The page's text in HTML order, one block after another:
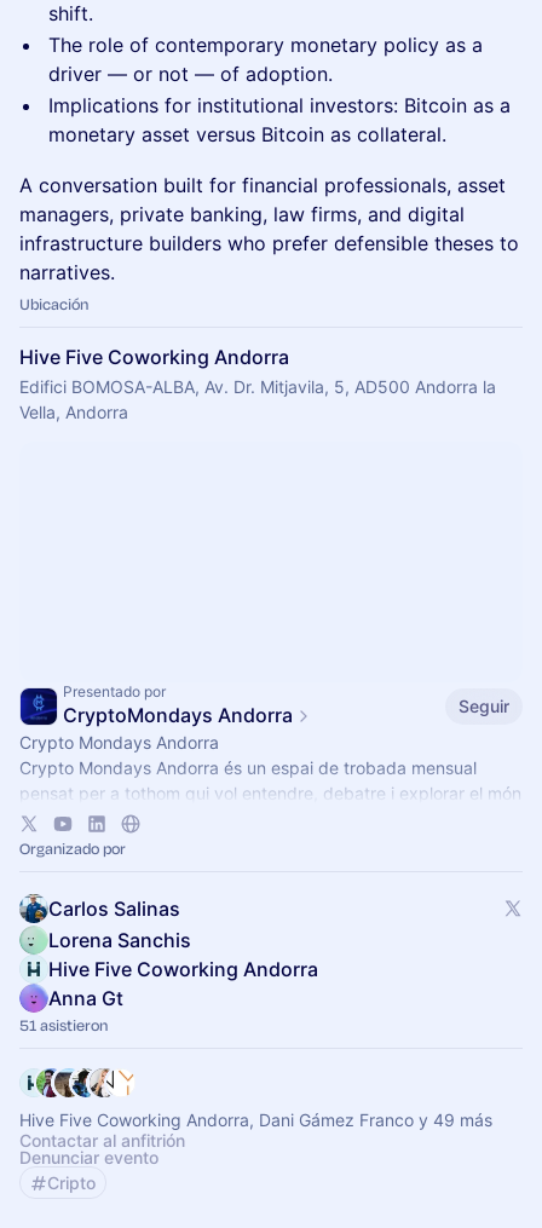
shift.
The role of contemporary monetary policy as a
driver — or not — of adoption.
Implications for institutional investors: Bitcoin as a
monetary asset versus Bitcoin as collateral.
A conversation built for financial professionals, asset
managers, private banking, law firms, and digital
infrastructure builders who prefer defensible theses to
narratives.
Ubicación
Hive Five Coworking Andorra
Edifici BOMOSA-ALBA, Av. Dr. Mitjavila, 5, AD500 Andorra la
Vella, Andorra
Presentado por
CryptoMondays Andorra
Seguir
Crypto Mondays Andorra
Crypto Mondays Andorra és un espai de trobada mensual
pensat per a tothom qui vol entendre, debatre i explorar el món
dels actius digitals i la tecnologia blockchain.
Organizado por
Carlos Salinas
Lorena Sanchis
Hive Five Coworking Andorra
Anna Gt
51 asistieron
Hive Five Coworking Andorra, Dani Gámez Franco y 49 más
Contactar al anfitrión
Denunciar evento
Cripto